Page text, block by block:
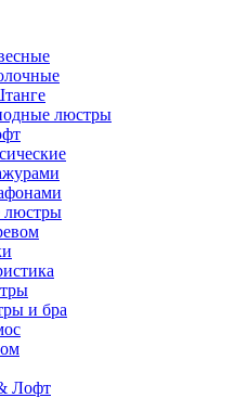
люстры
люстры
и бра
Лофт